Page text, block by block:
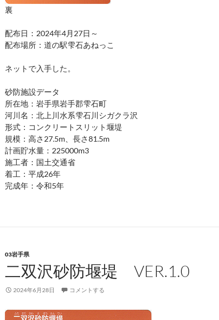
裏
配布日：2024年4月27日～
配布場所：道の駅雫石あねっこ
ネットで入手した。
砂防施設データ
所在地：岩手県岩手郡雫石町
河川名：北上川水系雫石川シガクラ沢
形式：コンクリートスリット堰堤
規模：高さ27.5m、長さ81.5m
計画貯水量：225000m3
施工者：国土交通省
着工：平成26年
完成年：令和5年
03岩手県
二双沢砂防堰堤 VER.1.0
2024年6月28日 コメントする